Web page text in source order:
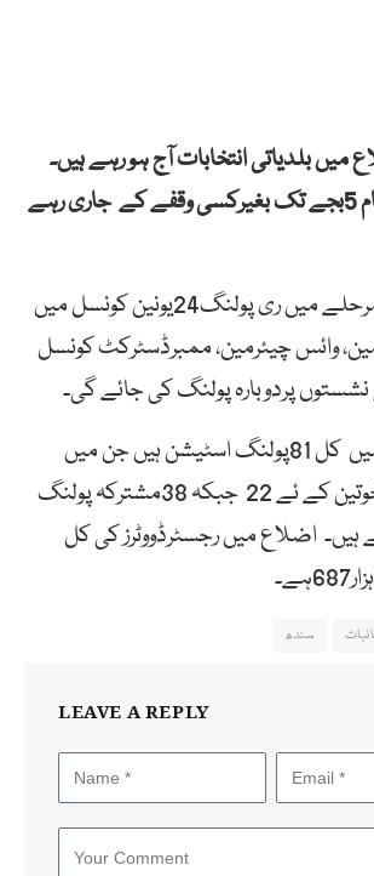
15 اضلاع میں بلدیاتی انتخابات آج ہو رہے ہیں۔
پولنگ کا عمل شام 5بجے تک بغیرکسی وقفے کے جاری رہے
پہلےاور دوسرے مرحلے میں ری پولنگ24یونین کونسل میں
وائس چیئرمین، ممبرڈسٹرکٹ کونسل
نشستوں پردوبارہ پولنگ کی جائے گی۔
24 یونیں کونسلز میں کل 81پولنگ اسٹیشن ہیں جن میں
21مردوں کیلئے خوتین کے ئے 22 جبکہ 38مشترکہ پولنگ
ہیں۔ اضلاع میں رجسٹرڈووٹرز کی کل
سندھ
LEAVE A REPLY